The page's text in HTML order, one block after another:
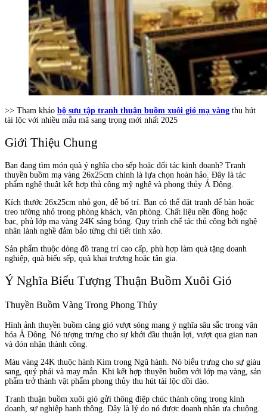
>> Tham khảo bộ sưu tập tranh thuận buồm xuôi gió mạ vàng thu hút
tài lộc với nhiều mẫu mã sang trọng mới nhất 2025
Giới Thiệu Chung
Bạn đang tìm món quà ý nghĩa cho sếp hoặc đối tác kinh doanh? Tranh
thuyền buồm mạ vàng 26x25cm chính là lựa chọn hoàn hảo. Đây là tác
phẩm nghệ thuật kết hợp thủ công mỹ nghệ và phong thủy Á Đông.
Kích thước 26x25cm nhỏ gọn, dễ bố trí. Bạn có thể đặt tranh để bàn hoặc
treo tường nhỏ trong phòng khách, văn phòng. Chất liệu nền đồng hoặc
bạc, phủ lớp mạ vàng 24K sáng bóng. Quy trình chế tác thủ công bởi nghệ
nhân lành nghề đảm bảo từng chi tiết tinh xảo.
Sản phẩm thuộc dòng đồ trang trí cao cấp, phù hợp làm quà tặng doanh
nghiệp, quà biếu sếp, quà khai trương hoặc tân gia.
Ý Nghĩa Biểu Tượng Thuận Buồm Xuôi Gió
Thuyền Buồm Vàng Trong Phong Thủy
Hình ảnh thuyền buồm căng gió vượt sóng mang ý nghĩa sâu sắc trong văn
hóa Á Đông. Nó tượng trưng cho sự khởi đầu thuận lợi, vượt qua gian nan
và đón nhận thành công.
Màu vàng 24K thuộc hành Kim trong Ngũ hành. Nó biểu trưng cho sự giàu
sang, quý phái và may mắn. Khi kết hợp thuyền buồm với lớp mạ vàng, sản
phẩm trở thành vật phẩm phong thủy thu hút tài lộc dồi dào.
Tranh thuận buồm xuôi gió gửi thông điệp chúc thành công trong kinh
doanh, sự nghiệp hanh thông. Đây là lý do nó được doanh nhân ưa chuộng.